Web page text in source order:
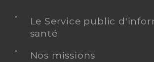
Le Service public
santé
Nos missions